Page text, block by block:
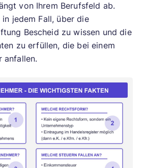
von Ihrem Berufsfeld ab.
jedem Fall, über die
Bescheid zu wissen und die
zu erfüllen, die bei einem
anfallen.